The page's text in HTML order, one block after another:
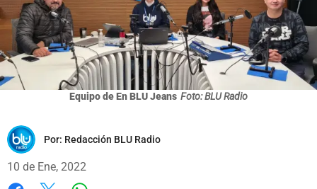
Equipo de En BLU Jeans Foto: BLU Radio
Por: Redacción BLU Radio
10 de Ene, 2022